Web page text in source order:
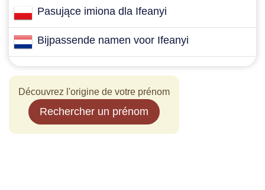
Pasujące imiona dla Ifeanyi
Bijpassende namen voor Ifeanyi
Découvrez l'origine de votre prénom
Rechercher un prénom